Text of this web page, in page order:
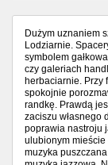
Dużym uznaniem
Lodziarnie.
symbolem
czy galeriach
herbaciarnie. Przy
spokojnie
randkę. Prawdą
zaciszu własnego
poprawia nastroju
ulubionym
muzyka